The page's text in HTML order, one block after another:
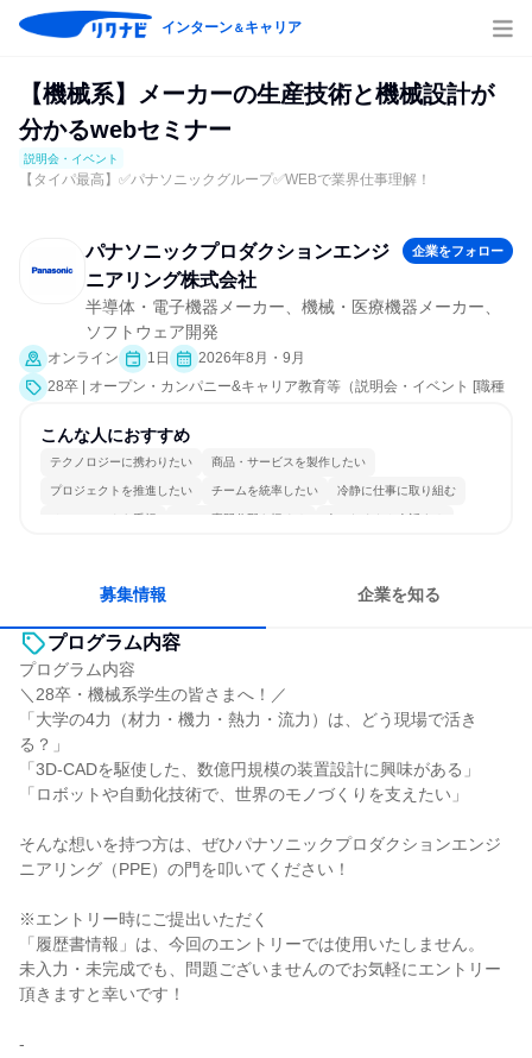
インターン＆キャリア
【機械系】メーカーの生産技術と機械設計が
分かるwebセミナー
説明会・イベント
【タイパ最高】✅パナソニックグループ✅WEBで業界仕事理解！
パナソニックプロダクションエンジ
ニアリング株式会社
企業をフォロー
半導体・電子機器メーカー、機械・医療機器メーカー、
ソフトウェア開発
オンライン 1日
2026年8月・9月
28卒 | オープン・カンパニー&キャリア教育等（説明会・イベント [職種
こんな人におすすめ
テクノロジーに携わりたい 商品・サービスを製作したい
プロジェクトを推進したい チームを統率したい 冷静に仕事に取り組む
チームワークを重視 一つの専門分野を極める 人とたくさん会話する
募集情報 企業を知る
プログラム内容
プログラム内容
＼28卒・機械系学生の皆さまへ！／
「大学の4力（材力・機力・熱力・流力）は、どう現場で活き
る？」
「3D-CADを駆使した、数億円規模の装置設計に興味がある」
「ロボットや自動化技術で、世界のモノづくりを支えたい」
そんな想いを持つ方は、ぜひパナソニックプロダクションエンジ
ニアリング（PPE）の門を叩いてください！
※エントリー時にご提出いただく
「履歴書情報」は、今回のエントリーでは使用いたしません。
未入力・未完成でも、問題ございませんのでお気軽にエントリー
頂きますと幸いです！
-